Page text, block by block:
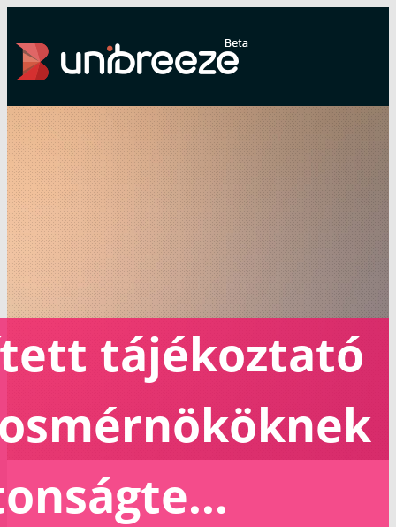
Események Szervezetek
Események Diákszervezetek
tájékoztató